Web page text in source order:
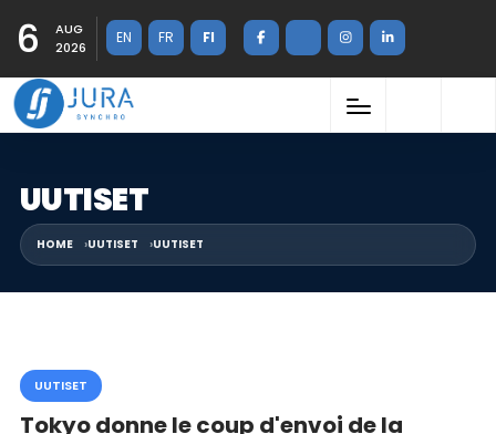
6
AUG
2026
EN FR FI
UUTISET
HOME UUTISET UUTISET
UUTISET
Tokyo donne le coup d'envoi de la